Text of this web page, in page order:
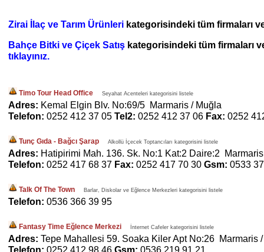
Zirai İlaç ve Tarım Ürünleri kategorisindeki tüm firmaları
Bahçe Bitki ve Çiçek Satış kategorisindeki tüm firmaları
tıklayınız.
Timo Tour Head Office Seyahat Acenteleri kategorisini listele
Adres: Kemal Elgin Blv. No:69/5 Marmaris / Muğla
Telefon: 0252 412 37 05 Tel2: 0252 412 37 06 Fax: 0252
Tunç Gıda - Bağcı Şarap Alkollü İçecek Toptancıları kategorisini listele
Adres: Hatipirimi Mah. 136. Sk. No:1 Kat:2 Daire:2
Telefon: 0252 417 68 37 Fax: 0252 417 70 30 Gsm: 0533
Talk Of The Town Barlar, Diskolar ve Eğlence Merkezleri kategorisini listele
Telefon: 0536 366 39 95
Fantasy Time Eğlence Merkezi İnternet Cafeler kategorisini listele
Adres: Tepe Mahallesi 59. Soaka Kiler Apt No:26 Marmaris
Telefon: 0252 412 98 46 Gsm: 0536 219 91 21